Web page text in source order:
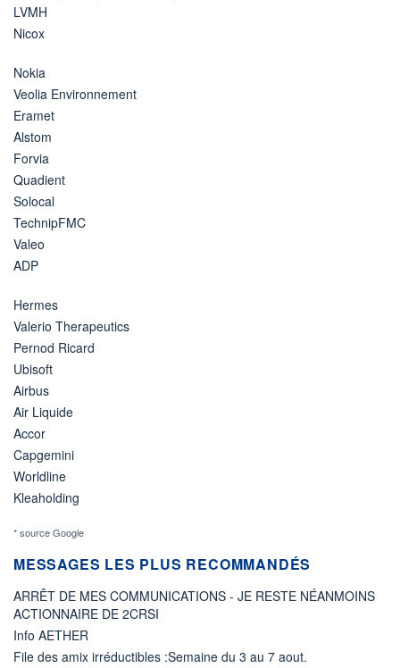
LVMH
Nicox
Nokia
Veolia Environnement
Eramet
Alstom
Forvia
Quadient
Solocal
TechnipFMC
Valeo
ADP
Hermes
Valerio Therapeutics
Pernod Ricard
Ubisoft
Airbus
Air Liquide
Accor
Capgemini
Worldline
Kleaholding
* source Google
MESSAGES LES PLUS RECOMMANDÉS
ARRÊT DE MES COMMUNICATIONS - JE RESTE NÉANMOINS
ACTIONNAIRE DE 2CRSI
Info AETHER
File des amix irréductibles :Semaine du 3 au 7 aout.